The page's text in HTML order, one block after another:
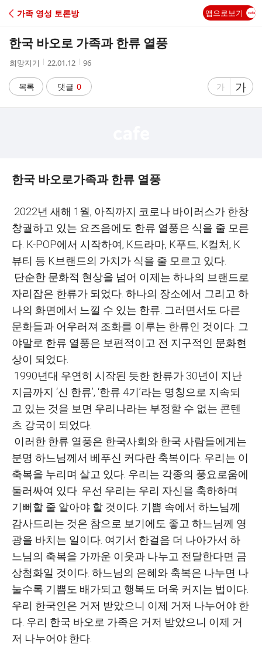
C
A
가족 영성 토론방 앱으로보기
한국 바오로 가족과 한류 열풍
작
자
희망지기
작
시
간
22.01.12
조
수
96
목록 댓글 0
글
가
글
자
가
한국 바오로가족과 한류 열풍
2022년 새해 1월, 아직까지 코로나 바이러스가 한창
창궐하고 있는 요즈음에도 한류 열풍은 식을 줄 모른
다. K-POP에서 시작하여, K드라마, K푸드, K컬처, K
뷰티 등 K브랜드의 가치가 식을 줄 모르고 있다.
단순한 문화적 현상을 넘어 이제는 하나의 브랜드로
자리잡은 한류가 되었다. 하나의 장소에서 그리고 하
나의 화면에서 느낄 수 있는 한류. 그러면서도 다른
문화들과 어우러져 조화를 이루는 한류인 것이다. 그
야말로 한류 열풍은 보편적이고 전 지구적인 문화현
상이 되었다.
1990년대 우연히 시작된 듯한 한류가 30년이 지난
지금까지 ‘신 한류’, ‘한류 4기’라는 명칭으로 지속되
고 있는 것을 보면 우리나라는 부정할 수 없는 콘텐
츠 강국이 되었다.
이러한 한류 열풍은 한국사회와 한국 사람들에게는
분명 하느님께서 베푸신 커다란 축복이다. 우리는 이
축복을 누리며 살고 있다. 우리는 각종의 풍요로움에
둘러싸여 있다. 우선 우리는 우리 자신을 축하하며
기뻐할 줄 알아야 할 것이다. 기쁨 속에서 하느님께
감사드리는 것은 참으로 보기에도 좋고 하느님께 영
광을 바치는 일이다. 여기서 한걸음 더 나아가서 하
느님의 축복을 가까운 이웃과 나누고 전달한다면 금
상첨화일 것이다. 하느님의 은혜와 축복은 나누면 나
눌수록 기쁨도 배가되고 행복도 더욱 커지는 법이다.
우리 한국인은 거저 받았으니 이제 거저 나누어야 한
다. 우리 한국 바오로 가족은 거저 받았으니 이제 거
저 나누어야 한다.